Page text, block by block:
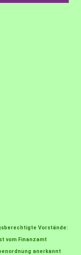
Vorstände:
vom Finanzamt
anerkannt